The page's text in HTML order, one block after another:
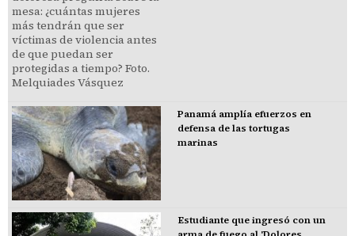
Panamá amplía efuerzos en
defensa de las tortugas
marinas
Estudiante que ingresó con un